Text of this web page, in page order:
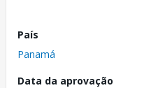
País
Panamá
Data da aprovação